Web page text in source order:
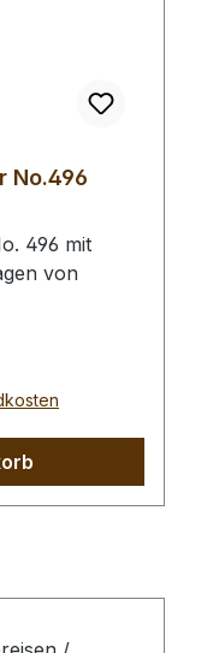
No.496
496 mit
von
durch
/